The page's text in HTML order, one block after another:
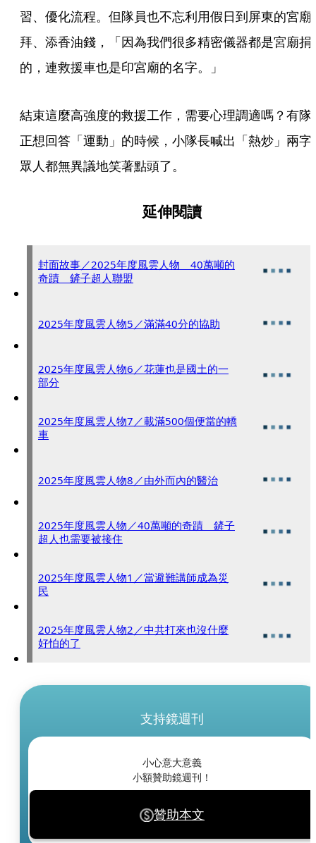
習、優化流程。但隊員也不忘利用假日到屏東的宮廟
拜、添香油錢，「因為我們很多精密儀器都是宮廟捐
的，連救援車也是印宮廟的名字。」
結束這麼高強度的救援工作，需要心理調適嗎？有隊
正想回答「運動」的時候，小隊長喊出「熱炒」兩字
眾人都無異議地笑著點頭了。
延伸閱讀
封面故事／2025年度風雲人物 40萬噸的
奇蹟 鏟子超人聯盟
2025年度風雲人物5／滿滿40分的協助
2025年度風雲人物6／花蓮也是國土的一
部分
2025年度風雲人物7／載滿500個便當的轎
車
2025年度風雲人物8／由外而內的醫治
2025年度風雲人物／40萬噸的奇蹟 鏟子
超人也需要被接住
2025年度風雲人物1／當避難講師成為災
民
2025年度風雲人物2／中共打來也沒什麼
好怕的了
支持鏡週刊
小心意大意義
小額贊助鏡週刊！
贊助本文